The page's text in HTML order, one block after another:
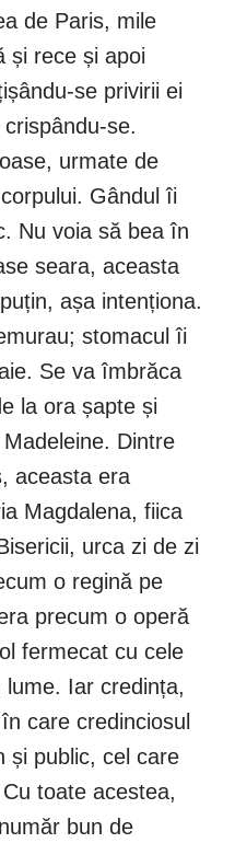
de Paris, mile
și rece și apoi
se privirii ei
se.
urmate de
Gândul îi
Nu voia să bea în
seara, aceasta
așa intenționa.
stomacul îi
Se va îmbrăca
la ora șapte și
Dintre
aceasta era
Magdalena, fiica
urca zi de zi
o regină pe
precum o operă
fermecat cu cele
Iar credința,
care credinciosul
și public, cel care
toate acestea,
bun de